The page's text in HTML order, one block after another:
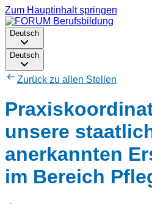
Zum Hauptinhalt springen
Deutsch
Deutsch
Zurück zu allen Stellen
unsere
anerkannten
im Bereich